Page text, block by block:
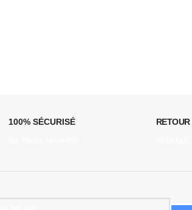
100% SÉCURISÉ